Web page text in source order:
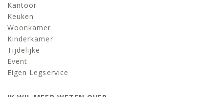
Kantoor
Keuken
Woonkamer
Kinderkamer
Tijdelijke
Event
Eigen Legservice